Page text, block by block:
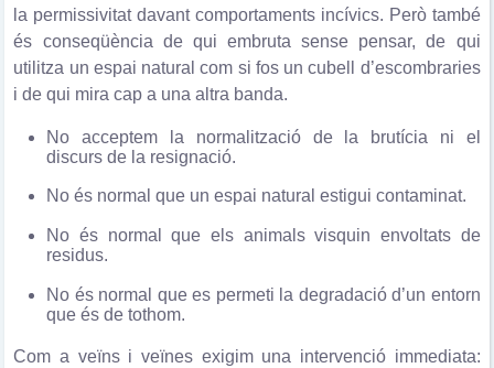
la permissivitat davant comportaments incívics. Però també
és conseqüència de qui embruta sense pensar, de qui
utilitza un espai natural com si fos un cubell d’escombraries
i de qui mira cap a una altra banda.
No acceptem la normalització de la brutícia ni el
discurs de la resignació.
No és normal que un espai natural estigui contaminat.
No és normal que els animals visquin envoltats de
residus.
No és normal que es permeti la degradació d’un entorn
que és de tothom.
Com a veïns i veïnes exigim una intervenció immediata: